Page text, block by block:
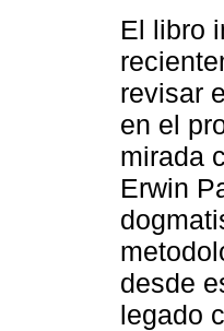
El libro
revisar
en el
mirada
Erwin
desde
legado